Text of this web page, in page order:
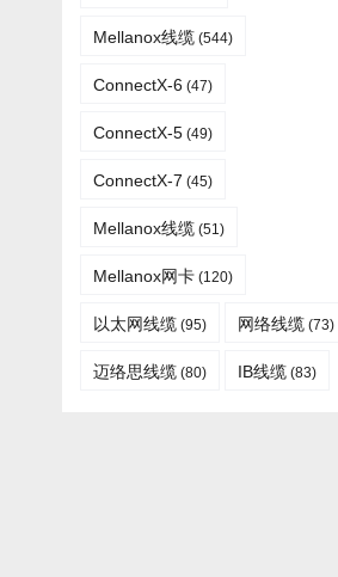
Mellanox线缆 (544)
ConnectX-6 (47)
ConnectX-5 (49)
ConnectX-7 (45)
Mellanox线缆​ (51)
Mellanox网卡 (120)
以太网线缆 (95) 网络线缆 (73)
迈络思线缆 (80) IB线缆​ (83)